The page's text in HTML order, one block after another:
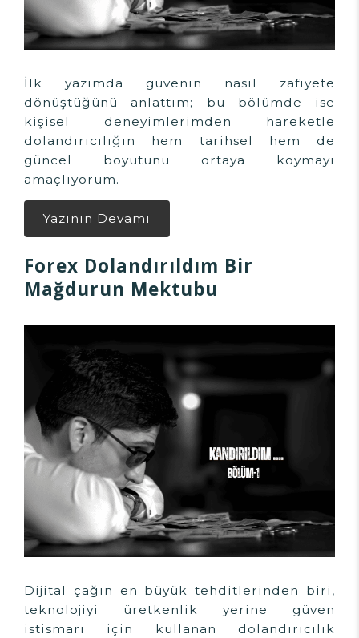
İlk yazımda güvenin nasıl zafiyete
dönüştüğünü anlattım; bu bölümde ise
kişisel deneyimlerimden hareketle
dolandırıcılığın hem tarihsel hem de
güncel boyutunu ortaya koymayı
amaçlıyorum.
Yazının Devamı
Forex Dolandırıldım Bir
Mağdurun Mektubu
Dijital çağın en büyük tehditlerinden biri,
teknolojiyi üretkenlik yerine güven
istismarı için kullanan dolandırıcılık